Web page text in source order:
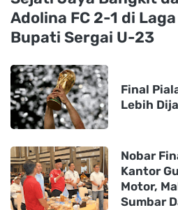
Adolina FC 2-1 di
Bupati Sergai U-23
Final
Lebih
Nobar
Kantor
Motor,
Sumbar